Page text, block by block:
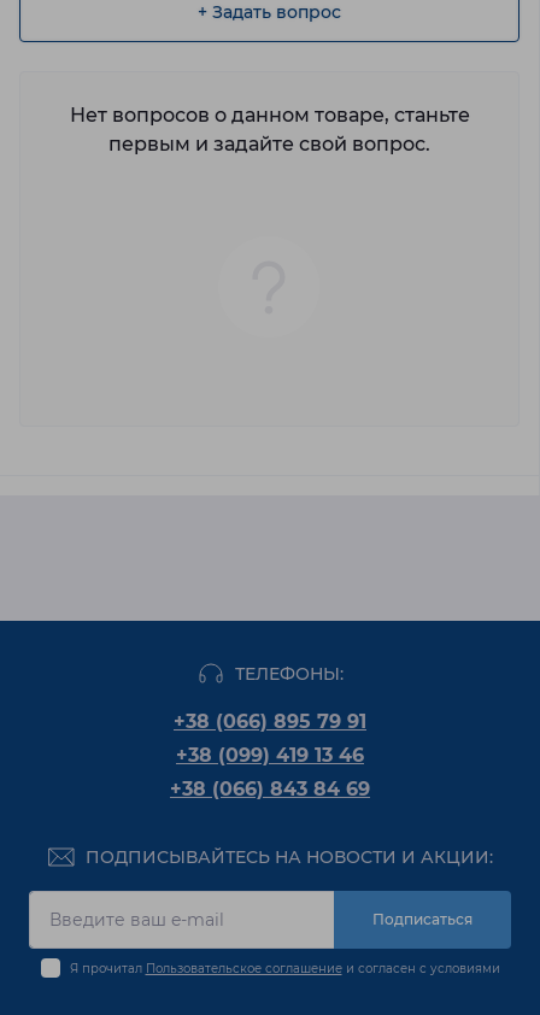
+ Задать вопрос
Нет вопросов о данном товаре, станьте
первым и задайте свой вопрос.
ТЕЛЕФОНЫ:
+38 (066) 895 79 91
+38 (099) 419 13 46
+38 (066) 843 84 69
ПОДПИСЫВАЙТЕСЬ НА НОВОСТИ И АКЦИИ:
Подписаться
Я прочитал Пользовательское соглашениеи согласен с условиями